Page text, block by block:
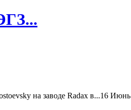
на заводе Radax в...16 Июнь